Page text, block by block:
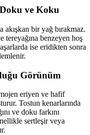
ve Koku
akışkan bir yağ bırakmaz.
tereyağına benzeyen hoş
ise eridikten sonra
Görünüm
eriyen ve hafif
Tostun kenarlarında
ve doku farkını
sertleşir veya